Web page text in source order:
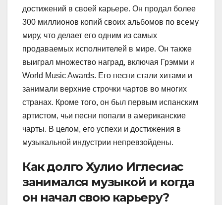
достижений в своей карьере. Он продал более
300 миллионов копий своих альбомов по всему
миру, что делает его одним из самых
продаваемых исполнителей в мире. Он также
выиграл множество наград, включая Грэмми и
World Music Awards. Его песни стали хитами и
занимали верхние строчки чартов во многих
странах. Кроме того, он был первым испанским
артистом, чьи песни попали в американские
чарты. В целом, его успехи и достижения в
музыкальной индустрии непревзойдены.
Как долго Хулио Иглесиас
занимался музыкой и когда
он начал свою карьеру?